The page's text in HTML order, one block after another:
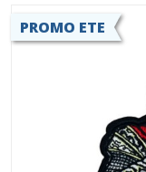
PROMO ETE